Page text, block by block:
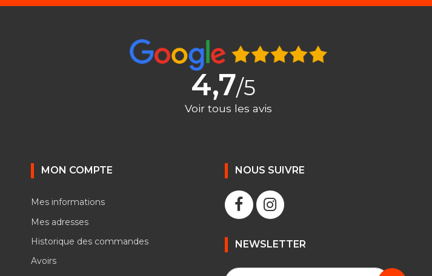
4,7/5
Voir tous les avis
MON COMPTE
Mes informations
Mes adresses
Historique des commandes
Avoirs
NOUS SUIVRE
NEWSLETTER